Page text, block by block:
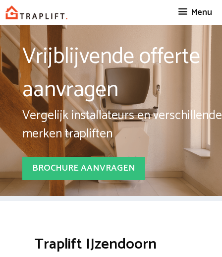
Spring
naar
inhoud
Menu
Vrijblijvende offerte
aanvragen
Vergelijk installateurs en verschillende
merken trapliften
BROCHURE AANVRAGEN
Traplift IJzendoorn